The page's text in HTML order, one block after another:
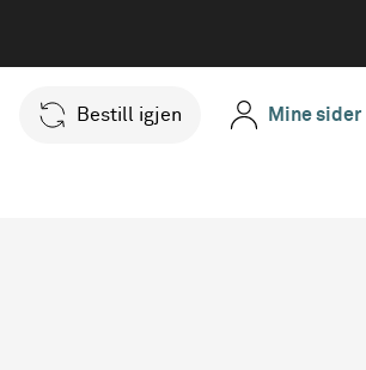
Bestill igjen Mine sider